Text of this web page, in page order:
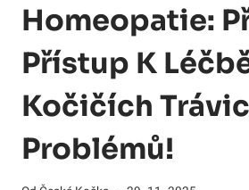
Homeopatie:
Přístup K
Kočičích
Problémů!